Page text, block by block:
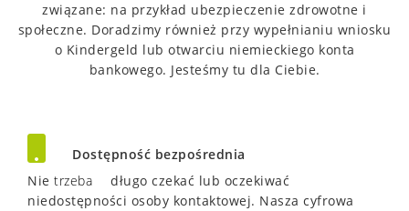
związane: na przykład ubezpieczenie zdrowotne i
społeczne. Doradzimy również przy wypełnianiu wniosku
o Kindergeld lub otwarciu niemieckiego konta
bankowego. Jesteśmy tu dla Ciebie.
Dostępność bezpośrednia
Nie trzeba
długo czekać lub oczekiwać
niedostępności osoby kontaktowej. Nasza cyfrowa